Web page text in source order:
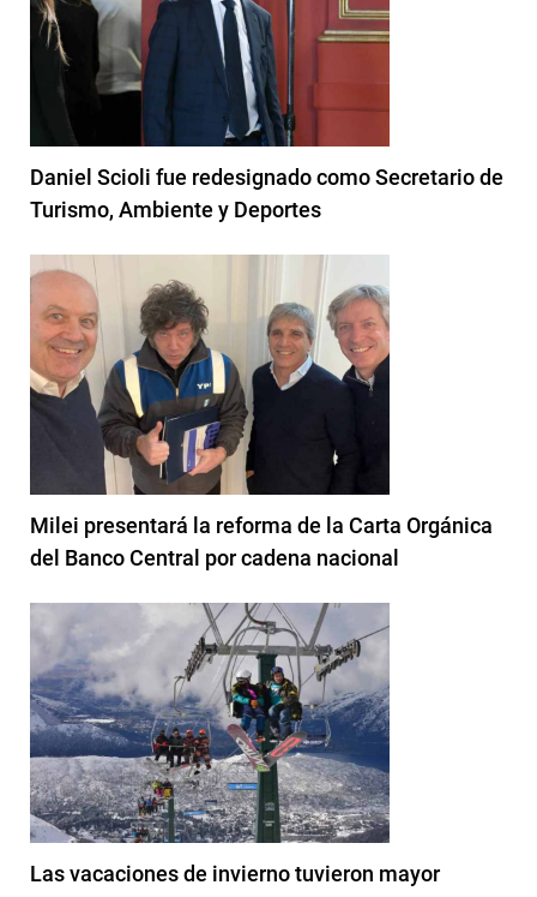
Daniel Scioli fue redesignado como Secretario de
Turismo, Ambiente y Deportes
Milei presentará la reforma de la Carta Orgánica
del Banco Central por cadena nacional
Las vacaciones de invierno tuvieron mayor